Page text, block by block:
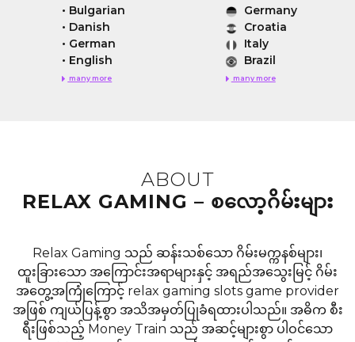
• Bulgarian
• Danish
• German
• English
many more
Germany
Croatia
Italy
Brazil
many more
ABOUT
RELAX GAMING – စလော့ဂိမ်းများ
Relax Gaming သည် ဆန်းသစ်သော ဂိမ်းမက္ကနစ်များ၊
ထူးခြားသော အကြောင်းအရာများနှင့် အရည်အသွေးမြင့် ဂိမ်း
အတွေ့အကြုံကြောင့် relax gaming slots game provider
အဖြစ် ကျယ်ပြန့်စွာ အသိအမှတ်ပြုခံရထားပါသည်။ အဓိက စီး
ရီးဖြစ်သည့် Money Train သည် အဆင့်များစွာ ပါဝင်သော